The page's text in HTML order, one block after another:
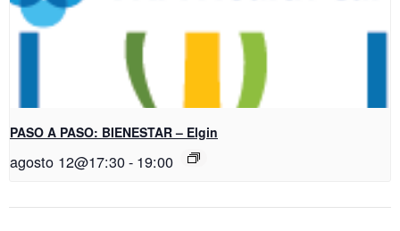
PASO A PASO: BIENESTAR – Elgin
agosto 12@17:30- 19:00